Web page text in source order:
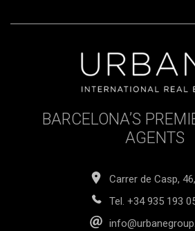
BARCELONA’S
AGENTS
Carrer de Casp,
Tel. +34 935 193